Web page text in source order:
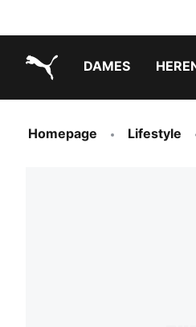
DAMES
Homepage Lifestyle